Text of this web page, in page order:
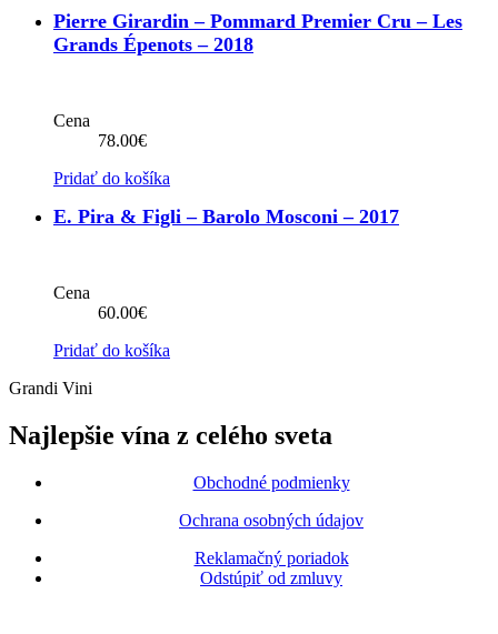
Pierre Girardin – Pommard Premier Cru – Les
Grands Épenots – 2018
Cena
78.00€
Pridať do košíka
E. Pira & Figli – Barolo Mosconi – 2017
Cena
60.00€
Pridať do košíka
Grandi Vini
Najlepšie vína z celého sveta
Obchodné podmienky
Ochrana osobných údajov
Reklamačný poriadok
Odstúpiť od zmluvy